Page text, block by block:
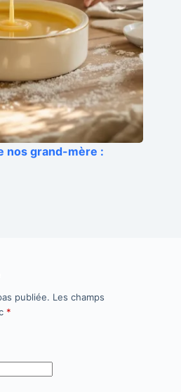
nos grand-mère :
publiée. Les champs
*